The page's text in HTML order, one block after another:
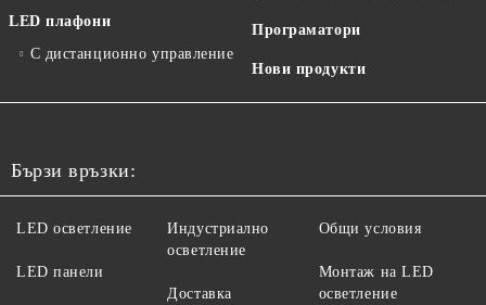
LED плафони
С дистанционно управление
Програматори
Нови продукти
Бързи връзки:
LED осветление
LED панели
Индустриално
осветление
Доставка
Общи условия
Монтаж на LED
осветление